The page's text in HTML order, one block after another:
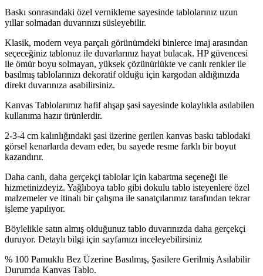
Baskı sonrasındaki özel vernikleme sayesinde tablolarınız uzun
yıllar solmadan duvarınızı süsleyebilir.
Klasik, modern veya parçalı görünümdeki binlerce imaj arasından
seçeceğiniz tablonuz ile duvarlarınız hayat bulacak. HP güvencesi
ile ömür boyu solmayan, yüksek çözünürlükte ve canlı renkler ile
basılmış tablolarınızı dekoratif olduğu için kargodan aldığınızda
direkt duvarınıza asabilirsiniz.
Kanvas Tablolarımız hafif ahşap şasi sayesinde kolaylıkla asılabilen
kullanıma hazır ürünlerdir.
2-3-4 cm kalınlığındaki şasi üzerine gerilen kanvas baskı tablodaki
görsel kenarlarda devam eder, bu sayede resme farklı bir boyut
kazandırır.
Daha canlı, daha gerçekçi tablolar için kabartma seçeneği ile
hizmetinizdeyiz. Yağlıboya tablo gibi dokulu tablo isteyenlere özel
malzemeler ve itinalı bir çalışma ile sanatçılarımız tarafından tekrar
işleme yapılıyor.
Böylelikle satın almış olduğunuz tablo duvarınızda daha gerçekçi
duruyor. Detaylı bilgi için sayfamızı inceleyebilirsiniz
% 100 Pamuklu Bez Üzerine Basılmış, Şasilere Gerilmiş Asılabilir
Durumda Kanvas Tablo.